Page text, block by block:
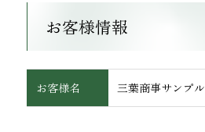
お客様情報
お客様名 三葉商事サンプル